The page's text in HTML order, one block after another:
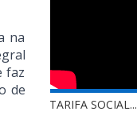
na
faz
de
TARIFA SOCIAL...